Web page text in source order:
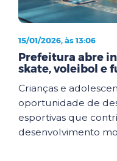
15/01/2026, às 13:06
Prefeitura abre
skate, voleibol e
Crianças e
oportunidade de
esportivas que
desenvolvimento